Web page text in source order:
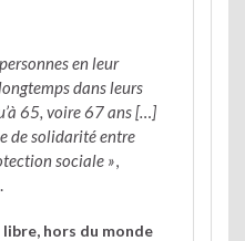
en leur
dans leurs
65, voire 67 ans […]
de solidarité entre
sociale »
hors du monde